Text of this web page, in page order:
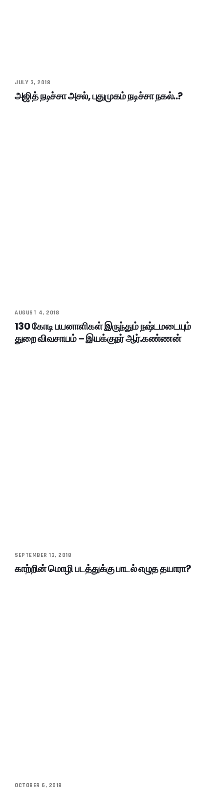
JULY 3, 2018
அஜித் நடிச்சா அசல், புதுமுகம் நடிச்சா நகல்..?
AUGUST 4, 2018
130 கோடி பயனாளிகள் இருந்தும் நஷ்டமடையும்
துறை விவசாயம் – இயக்குநர் ஆர்.கண்ணன்
SEPTEMBER 13, 2018
காற்றின் மொழி படத்துக்கு பாடல் எழுத தயாரா?
OCTOBER 6, 2018